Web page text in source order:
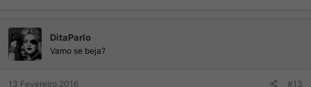
DitaParlo
Vamo se beja?
13 Fevereiro 2016 #13